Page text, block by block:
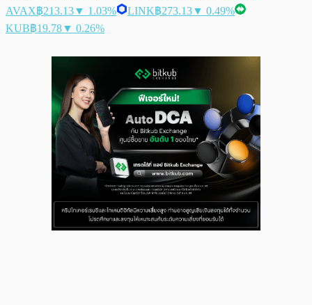
AVAX฿213.13▼ 1.03% LINK฿273.13▼ 0.49%
KUB฿19.78▼ 0.26%